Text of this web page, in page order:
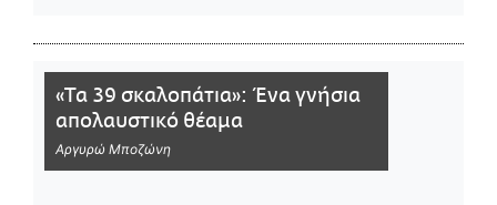
«Τα 39 σκαλοπάτια»: Ένα γνήσια
απολαυστικό θέαμα
Αργυρώ Μποζώνη